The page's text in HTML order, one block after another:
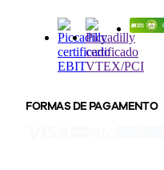
FORMAS DE PAGAMENTO